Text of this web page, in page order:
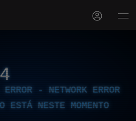
- NETWORK ERROR
ESTÁ NESTE MOMENTO